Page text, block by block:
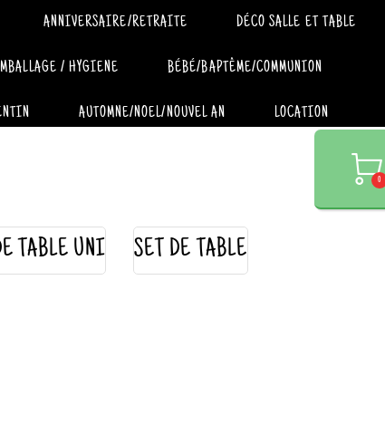
ANNIVERSAIRE/RETRAITE DÉCO SALLE ET TABLE
/ HYGIENE BÉBÉ/BAPTÊME/COMMUNION
AUTOMNE/NOEL/NOUVEL AN LOCATION

0
TABLE UNI SET DE TABLE